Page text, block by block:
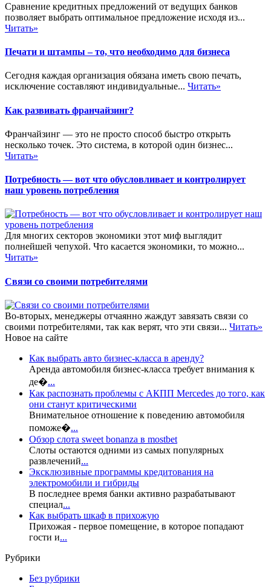
Сравнение кредитных предложений от ведущих банков
позволяет выбрать оптимальное предложение исходя из...
Читать»
Печати и штампы – то, что необходимо для бизнеса
Сегодня каждая организация обязана иметь свою печать,
исключение составляют индивидуальные... Читать»
Как развивать франчайзинг?
Франчайзинг — это не просто способ быстро открыть
несколько точек. Это система, в которой один бизнес...
Читать»
Потребность — вот что обусловливает и контролирует
наш уровень потребления
Для многих секторов экономики этот миф выглядит
полнейшей чепухой. Что касается экономики, то можно...
Читать»
Связи со своими потребителями
Во-вторых, менеджеры отчаянно жаждут завязать связи со
своими потребителями, так как верят, что эти связи... Читать»
Новое на сайте
Как выбрать авто бизнес-класса в аренду?
Аренда автомобиля бизнес-класса требует внимания к
де�...
Как распознать проблемы с АКПП Mercedes до того, как
они станут критическими
Внимательное отношение к поведению автомобиля
поможе�...
Обзор слота sweet bonanza в mostbet
Слоты остаются одними из самых популярных
развлечений...
Эксклюзивные программы кредитования на
электромобили и гибриды
В последнее время банки активно разрабатывают
специал...
Как выбрать шкаф в прихожую
Прихожая - первое помещение, в которое попадают
гости и...
Рубрики
Без рубрики